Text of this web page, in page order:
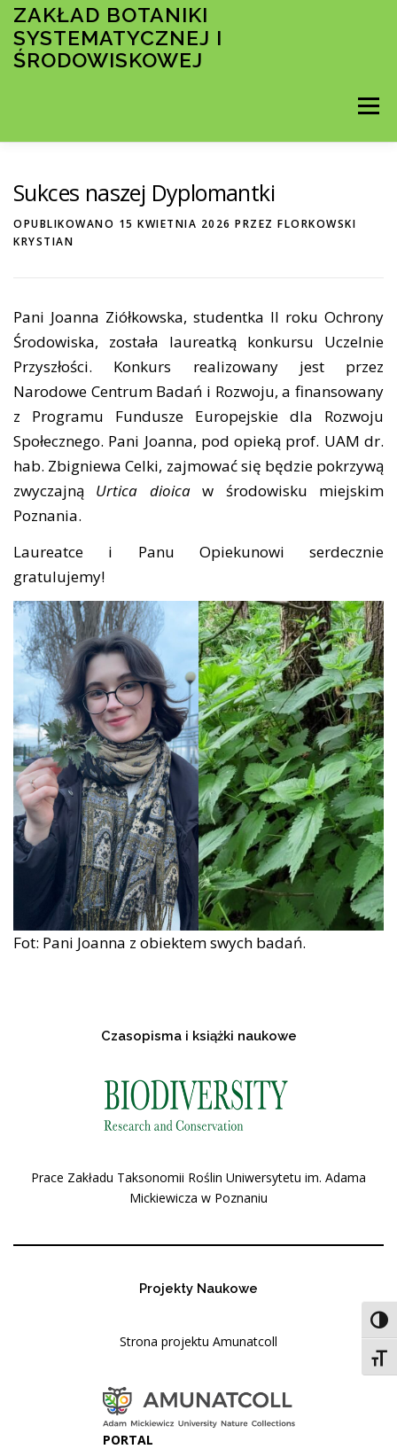
Przejdź
treści
ZAKŁAD BOTANIKI
SYSTEMATYCZNEJ I
ŚRODOWISKOWEJ
Menu
KRÓTKO O ZAKŁADZIE
DYDAKTYKA
BADANIA NAUKOWE
NASZE WYDAWNICTWA
Sukces naszej Dyplomantki
OPUBLIKOWANO 15 KWIETNIA 2026 PRZEZ FLORKOWSKI
KRYSTIAN
Pani Joanna Ziółkowska, studentka II roku Ochrony
Środowiska, została laureatką konkursu Uczelnie
Przyszłości. Konkurs realizowany jest przez
Narodowe Centrum Badań i Rozwoju, a finansowany
z Programu Fundusze Europejskie dla Rozwoju
Społecznego. Pani Joanna, pod opieką prof. UAM dr.
hab. Zbigniewa Celki, zajmować się będzie pokrzywą
zwyczajną Urtica dioicaw środowisku miejskim
Poznania.
Laureatce i Panu Opiekunowi serdecznie
gratulujemy!
Fot: Pani Joanna z obiektem swych badań.
Czasopisma i książki naukowe
Prace Zakładu Taksonomii Roślin Uniwersytetu im. Adama
Mickiewicza w Poznaniu
Projekty Naukowe
Strona projektu Amunatcoll
PORTAL